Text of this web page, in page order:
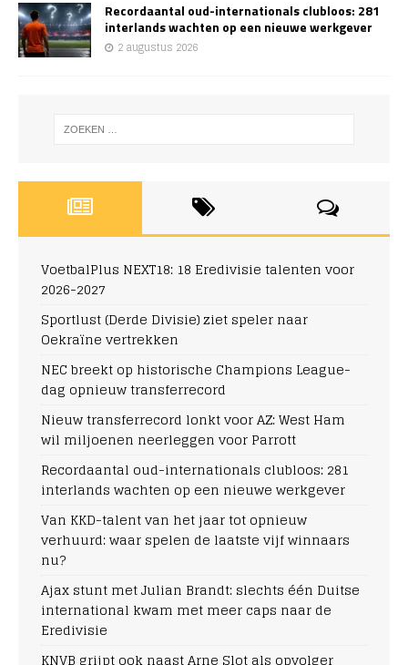
Recordaantal oud-internationals clubloos: 281
interlands wachten op een nieuwe werkgever
2 augustus 2026
VoetbalPlus NEXT18: 18 Eredivisie talenten voor
2026-2027
Sportlust (Derde Divisie) ziet speler naar
Oekraïne vertrekken
NEC breekt op historische Champions League-
dag opnieuw transferrecord
Nieuw transferrecord lonkt voor AZ: West Ham
wil miljoenen neerleggen voor Parrott
Recordaantal oud-internationals clubloos: 281
interlands wachten op een nieuwe werkgever
Van KKD-talent van het jaar tot opnieuw
verhuurd: waar spelen de laatste vijf winnaars
nu?
Ajax stunt met Julian Brandt: slechts één Duitse
international kwam met meer caps naar de
Eredivisie
KNVB grijpt ook naast Arne Slot als opvolger